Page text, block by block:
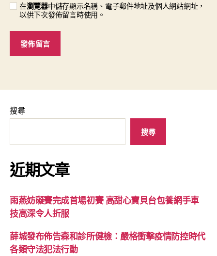
在瀏覽器中儲存顯示名稱、電子郵件地址及個人網站網址，
以供下次發佈留言時使用。
搜尋
搜尋
近期文章
雨燕妨礙賽完成首場初賽 高甜心寶貝台包養網手車
技高深令人折服
薛城發布佈告森和診所健檢：嚴格衝擊疫情防控時代
各類守法犯法行動